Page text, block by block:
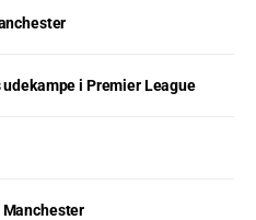
i Premier League